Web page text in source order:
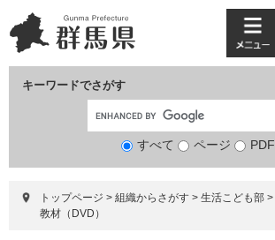
ー
ジ
ニ
ュ
て
キーワードでさがす
検
象
すべて ページ PDF
メ
ニ
ー
トップページ > 組織からさがす > 生活こども部 >
教材（DVD）